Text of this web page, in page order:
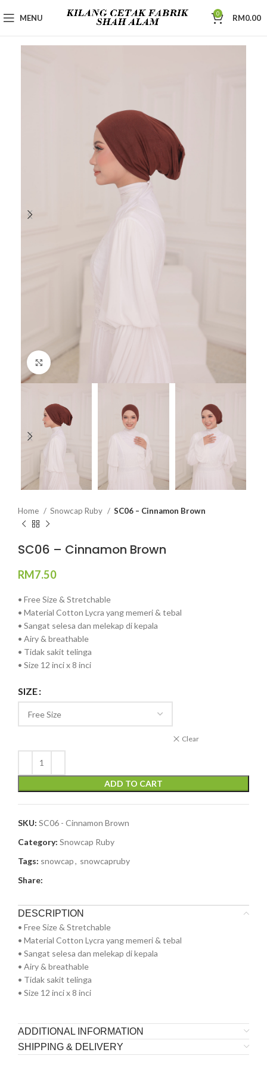
MENU 0 RM0.00
Click to enlarge
Home Snowcap Ruby SC06 – Cinnamon Brown
SC06 – Cinnamon Brown
RM7.50
• Free Size & Stretchable
• Material Cotton Lycra yang memeri & tebal
• Sangat selesa dan melekap di kepala
• Airy & breathable
• Tidak sakit telinga
• Size 12 inci x 8 inci
SIZE
Clear
ADD TO CART
SKU: SC06 - Cinnamon Brown
Category: Snowcap Ruby
Tags: snowcap, snowcapruby
Share:
DESCRIPTION
• Free Size & Stretchable
• Material Cotton Lycra yang memeri & tebal
• Sangat selesa dan melekap di kepala
• Airy & breathable
• Tidak sakit telinga
• Size 12 inci x 8 inci
ADDITIONAL INFORMATION
SHIPPING & DELIVERY